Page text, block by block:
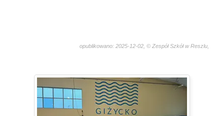
opublikowano: 2025-12-02, © Zespół Szkół w Reszlu,